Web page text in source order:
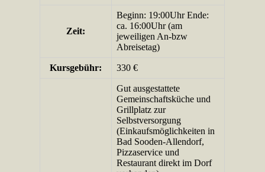
Zeit:
Beginn: 19:00Uhr Ende:
ca. 16:00Uhr (am
jeweiligen An-bzw
Abreisetag)
Kursgebühr: 330 €
Gut ausgestattete
Gemeinschaftsküche und
Grillplatz zur
Selbstversorgung
(Einkaufsmöglichkeiten in
Bad Sooden-Allendorf,
Pizzaservice und
Restaurant direkt im Dorf